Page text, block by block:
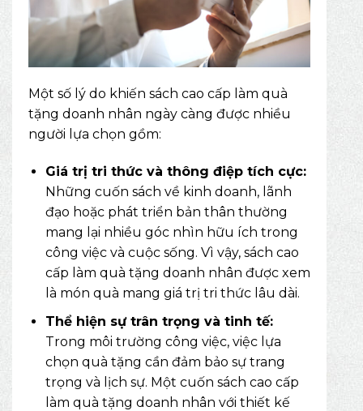
Một số lý do khiến sách cao cấp làm quà
tặng doanh nhân ngày càng được nhiều
người lựa chọn gồm:
Giá trị tri thức và thông điệp tích cực:
Những cuốn sách về kinh doanh, lãnh
đạo hoặc phát triển bản thân thường
mang lại nhiều góc nhìn hữu ích trong
công việc và cuộc sống. Vì vậy, sách cao
cấp làm quà tặng doanh nhân được xem
là món quà mang giá trị tri thức lâu dài.
Thể hiện sự trân trọng và tinh tế:
Trong môi trường công việc, việc lựa
chọn quà tặng cần đảm bảo sự trang
trọng và lịch sự. Một cuốn sách cao cấp
làm quà tặng doanh nhân với thiết kế